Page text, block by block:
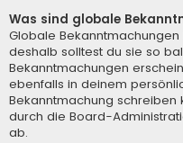
Was sind globale
Globale
deshalb solltest du sie so
Bekanntmachungen
ebenfalls in deinem
Bekanntmachung schreiben
durch die Board-
ab.